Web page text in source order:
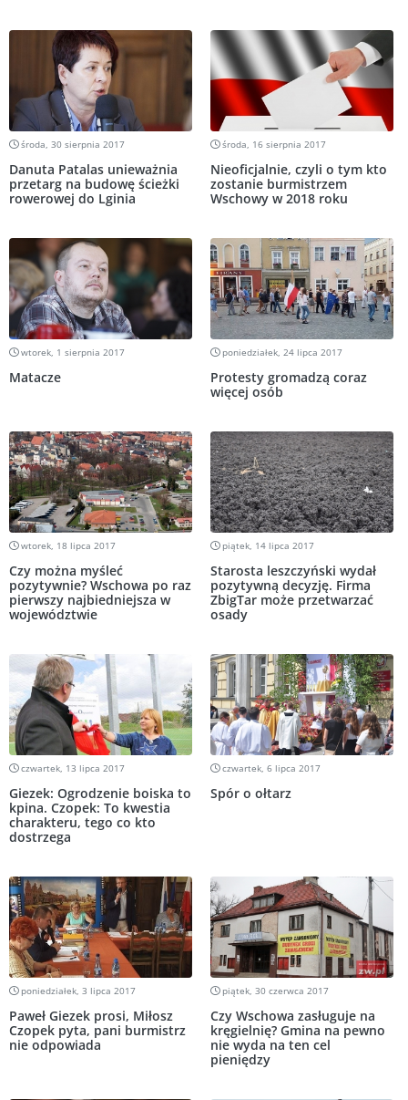
środa, 30 sierpnia 2017
Danuta Patalas unieważnia
przetarg na budowę ścieżki
rowerowej do Lginia
środa, 16 sierpnia 2017
Nieoficjalnie, czyli o tym kto
zostanie burmistrzem
Wschowy w 2018 roku
wtorek, 1 sierpnia 2017
Matacze
poniedziałek, 24 lipca 2017
Protesty gromadzą coraz
więcej osób
wtorek, 18 lipca 2017
Czy można myśleć
pozytywnie? Wschowa po raz
pierwszy najbiedniejsza w
województwie
piątek, 14 lipca 2017
Starosta leszczyński wydał
pozytywną decyzję. Firma
ZbigTar może przetwarzać
osady
czwartek, 13 lipca 2017
Giezek: Ogrodzenie boiska to
kpina. Czopek: To kwestia
charakteru, tego co kto
dostrzega
czwartek, 6 lipca 2017
Spór o ołtarz
poniedziałek, 3 lipca 2017
Paweł Giezek prosi, Miłosz
Czopek pyta, pani burmistrz
nie odpowiada
piątek, 30 czerwca 2017
Czy Wschowa zasługuje na
kręgielnię? Gmina na pewno
nie wyda na ten cel
pieniędzy